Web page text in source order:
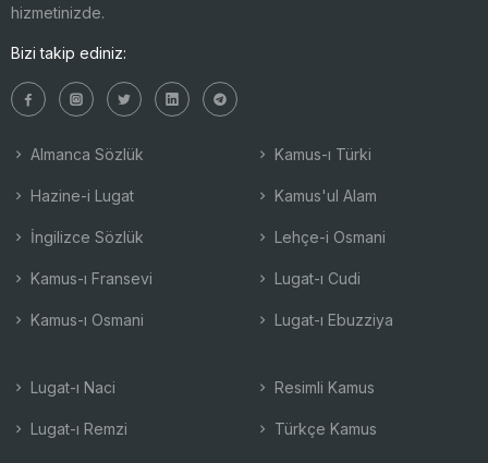
hizmetinizde.
Bizi takip ediniz:
Almanca Sözlük
Hazine-i Lugat
İngilizce Sözlük
Kamus-ı Fransevi
Kamus-ı Osmani
Kamus-ı Türki
Kamus'ul Alam
Lehçe-i Osmani
Lugat-ı Cudi
Lugat-ı Ebuzziya
Lugat-ı Naci
Lugat-ı Remzi
Resimli Kamus
Türkçe Kamus